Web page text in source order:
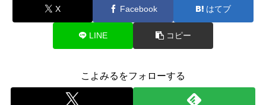
X Facebook はてブ
LINE コピー
こよみるをフォローする